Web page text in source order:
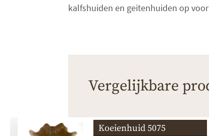
kalfshuiden en geitenhuiden op
Vergelijkbare
Koeienhuid 5075